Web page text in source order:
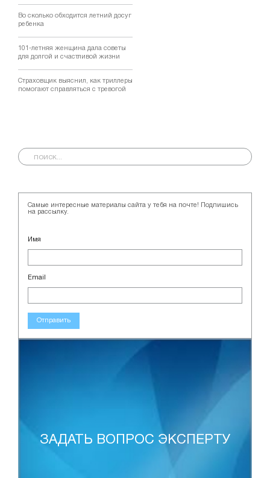
Во сколько обходится летний досуг
ребенка
101-летняя женщина дала советы
для долгой и счастливой жизни
Страховщик выяснил, как триллеры
помогают справляться с тревогой
Самые интересные материалы сайта у тебя на почте! Подпишись
на рассылку.
Имя
Email
Отправить
ЗАДАТЬ ВОПРОС ЭКСПЕРТУ